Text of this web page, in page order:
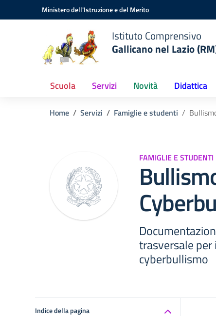
Vai ai contenuti
Vai al menu di navigazioneMinistero dell'Istruzione e del Merito
Istituto Comprensivo
Gallicano nel Lazio
Scuola Servizi Novità Didattica
Home Servizi Famiglie e studenti
FAMIGLIE E STUDENTI
trasversale
cyberbullismo
Indice della pagina